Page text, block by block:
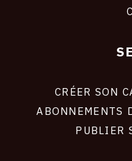
CRÉER SON
ABONNEMENTS
PUBLIER